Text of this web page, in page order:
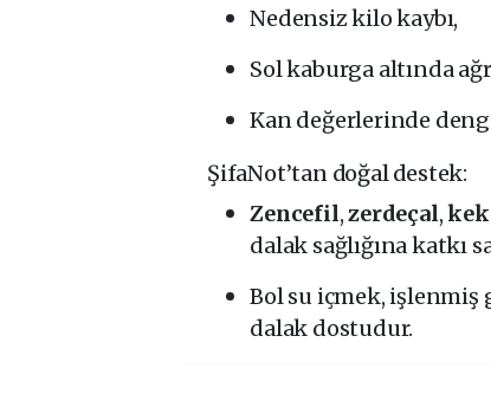
Nedensiz kilo kaybı,
Sol kaburga altında
Kan değerlerinde
ŞifaNot’tan doğal destek:
Zencefil,zerdeçal,
dalak sağlığına katkı
Bol su içmek, işlenmiş
dalak dostudur.